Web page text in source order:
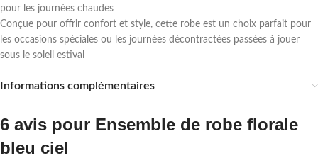
pour les journées chaudes
Conçue pour offrir confort et style, cette robe est un choix parfait pour
les occasions spéciales ou les journées décontractées passées à jouer
sous le soleil estival
Informations complémentaires
6 avis pour Ensemble de robe florale
bleu ciel